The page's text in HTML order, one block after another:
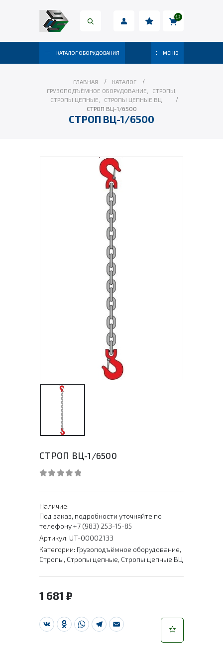
КАТАЛОГ ОБОРУДОВАНИЯ МЕНЮ
ГЛАВНАЯ
КАТАЛОГ
ГРУЗОПОДЪЁМНОЕ ОБОРУДОВАНИЕ
СТРОПЫ
СТРОПЫ ЦЕПНЫЕ
СТРОПЫ ЦЕПНЫЕ ВЦ
СТРОП ВЦ-1/6500
СТРОП ВЦ-1/6500
СТРОП ВЦ-1/6500
Наличие:
Под заказ, подробности уточняйте по
телефону +7 (983) 253-15-85
Артикул: UT-00002133
Категории: Грузоподъёмное оборудование,
Стропы, Стропы цепные, Стропы цепные ВЦ
1 681 ₽
VK Odnoklassniki
WhatsApp
Telegram
Email